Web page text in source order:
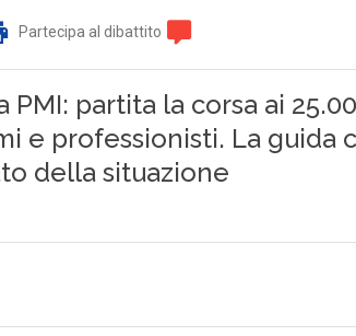
Partecipa al dibattito
PMI: partita la corsa ai
e professionisti. La guida
della situazione